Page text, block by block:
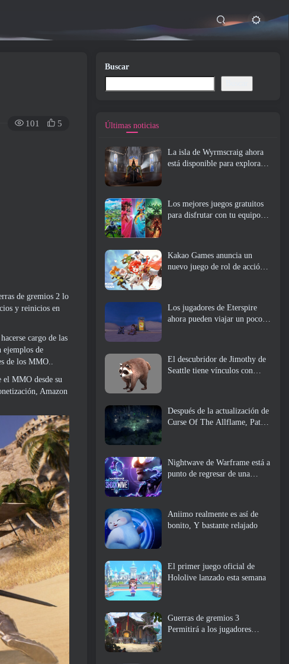
101 5
de gremios 2 lo
y reinicios en
cargo de las
ejemplos de
de los MMO..
el MMO desde su
Amazon
Buscar
Últimas noticias
La isla de Wyrmscraig ahora
está disponible para explorar
Los mejores juegos gratuitos
para disfrutar con tu equipo
Kakao Games anuncia un
nuevo juego de rol de acción,
Los jugadores de Eterspire
ahora pueden viajar un poco
El descubridor de Jimothy de
Seattle tiene vínculos con
Después de la actualización de
Curse Of The Allflame, Path
Nightwave de Warframe está a
punto de regresar de una
Aniimo realmente es así de
bonito, Y bastante relajado
El primer juego oficial de
Hololive lanzado esta semana
Guerras de gremios 3
Permitirá a los jugadores